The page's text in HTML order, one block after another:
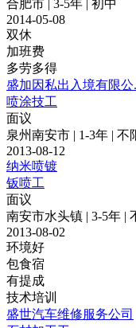
合肥市 | 3-5年 | 初中
2014-05-08
双休
加班费
多劳多得
盛加因私出入境有限公
喷涂技工
面议
泉州南安市 | 1-3年 | 不
2013-08-12
纳米喷镀
钣喷工
面议
南安市水头镇 | 3-5年 |
2013-08-02
环境好
包食宿
有提成
技术培训
盛世汽车维修服务公司